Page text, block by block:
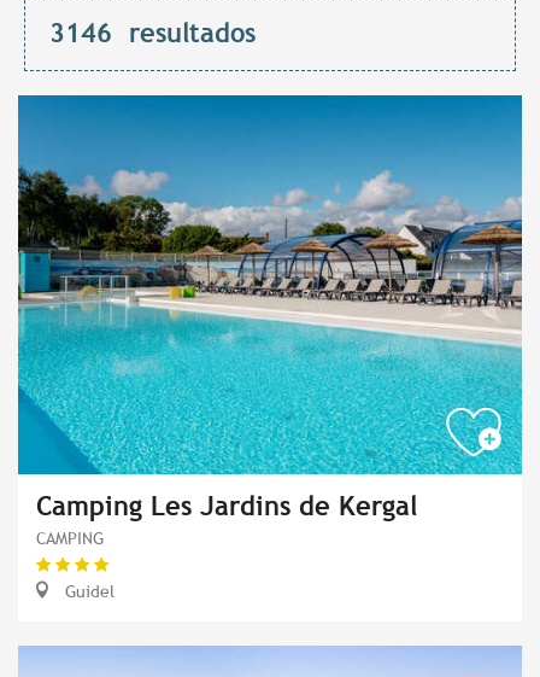
3146 resultados
Camping Les Jardins de Kergal
CAMPING
Guidel